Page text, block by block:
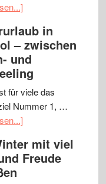
in
– zwischen
und
für viele das
Nummer 1, …
mit viel
Freude